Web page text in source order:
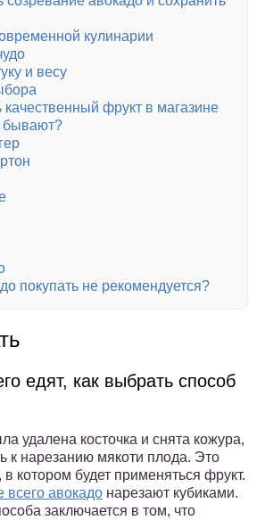
кулинарии
и весу
качественный фрукт в магазине
бывают?
покупать не рекомендуется?
едят, как выбрать способ
удалена косточка и снята кожура,
к нарезанию мякоти плода. Это
котором будет применяться фрукт.
всего авокадо нарезают кубиками.
заключается в том, что